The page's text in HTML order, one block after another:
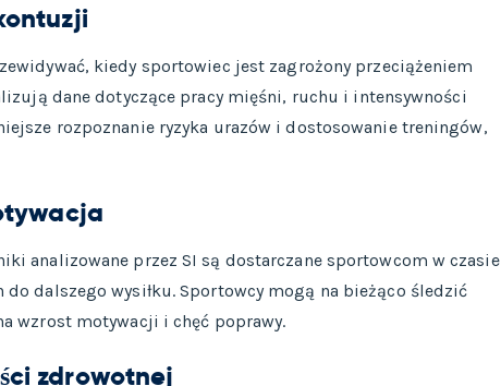
kiedy sportowiec jest zagrożony przeciążeniem
dane dotyczące pracy mięśni, ruchu i intensywności
rozpoznanie ryzyka urazów i dostosowanie treningów,
analizowane przez SI są dostarczane sportowcom w czasie
dalszego wysiłku. Sportowcy mogą na bieżąco śledzić
wzrost motywacji i chęć poprawy.
zdrowotnej